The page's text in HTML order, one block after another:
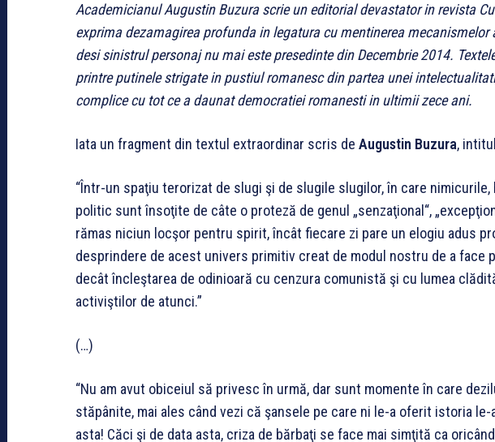
Academicianul Augustin Buzura scrie un editorial devastator in revista
exprima dezamagirea profunda in legatura cu mentinerea mecanismelor
desi sinistrul personaj nu mai este presedinte din Decembrie 2014.
printre putinele strigate in pustiul romanesc din partea unei
complice cu tot ce a daunat democratiei romanesti in ultimii zece ani.
Iata un fragment din textul extraordinar scris de Augustin Buzura,
“Într-un spaţiu terorizat de slugi şi de slugile slugilor, în care
politic sunt însoţite de câte o proteză de genul „senzaţional“,
rămas niciun locşor pentru spirit, încât fiecare zi pare un elogiu adus
desprindere de acest univers primitiv creat de modul nostru de a face
decât încleştarea de odinioară cu cenzura comunistă şi cu lumea
activiştilor de atunci.”
(…)
“Nu am avut obiceiul să privesc în urmă, dar sunt momente în care
stăpânite, mai ales când vezi că şansele pe care ni le-a oferit istoria le-
asta! Căci şi de data asta, criza de bărbaţi se face mai simţită ca